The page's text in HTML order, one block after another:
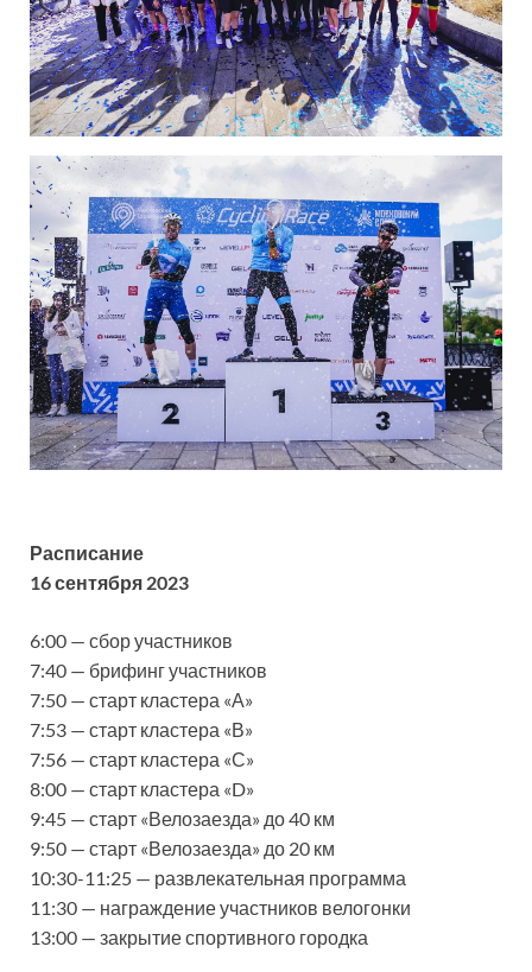
Расписание
16 сентября 2023
6:00 — сбор участников
7:40 — брифинг участников
7:50 — старт кластера «А»
7:53 — старт кластера «В»
7:56 — старт кластера «С»
8:00 — старт кластера «D»
9:45 — старт «Велозаезда» до 40 км
9:50 — старт «Велозаезда» до 20 км
10:30-11:25 — развлекательная программа
11:30 — награждение участников велогонки
13:00 — закрытие спортивного городка